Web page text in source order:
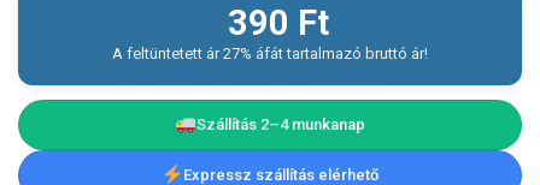
390 Ft
A feltüntetett ár 27% áfát tartalmazó bruttó ár!
Szállítás 2–4 munkanap
Expressz szállítás elérhető